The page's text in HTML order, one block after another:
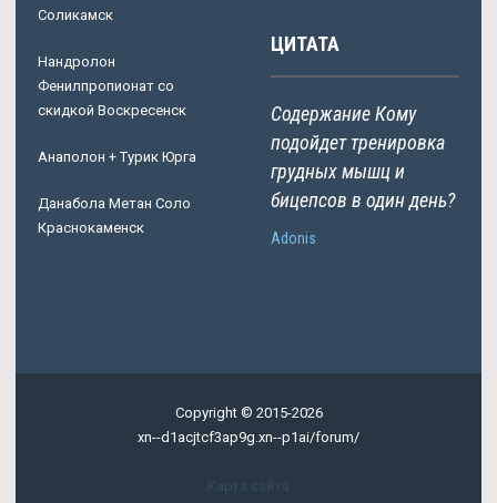
Соликамск
Нандролон
Фенилпропионат со
скидкой Воскресенск
Анаполон + Турик Юрга
Данабола Метан Соло
Краснокаменск
ЦИТАТА
Содержание Кому
подойдет тренировка
грудных мышц и
бицепсов в один день?
Adonis
Copyright © 2015-2026
xn--d1acjtcf3ap9g.xn--p1ai/forum/
Карта сайта